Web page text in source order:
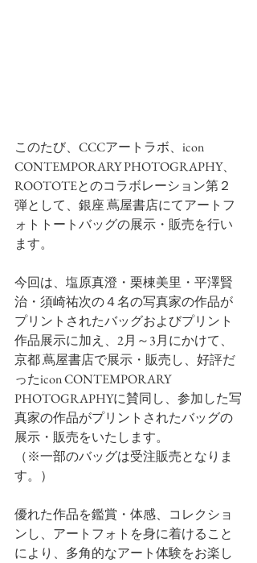
このたび、CCCアートラボ、icon
CONTEMPORARY PHOTOGRAPHY、
ROOTOTEとのコラボレーション第２
弾として、銀座 蔦屋書店にてアートフ
ォトトートバッグの展示・販売を行い
ます。
今回は、塩原真澄・栗棟美里・平澤賢
治・須崎祐次の４名の写真家の作品が
プリントされたバッグおよびプリント
作品展示に加え、2月～3月にかけて、
京都 蔦屋書店で展示・販売し、好評だ
ったicon CONTEMPORARY
PHOTOGRAPHYに賛同し、参加した写
真家の作品がプリントされたバッグの
展示・販売をいたします。
（※一部のバッグは受注販売となりま
す。）
優れた作品を鑑賞・体感、コレクショ
ンし、アートフォトを身に着けること
により、多角的なアート体験をお楽し